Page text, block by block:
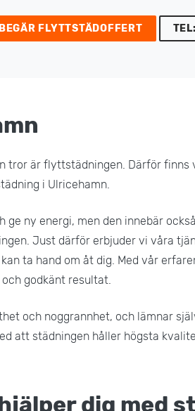
BEGÄR FLYTTSTÄDOFFERT
tror är flyttstädningen. Därför
i Ulricehamn.
ge ny energi, men den innebär
Just därför erbjuder vi våra
ta hand om åt dig. Med vår
godkänt resultat.
och noggrannhet, och lämnar
att städningen håller högsta
dig med